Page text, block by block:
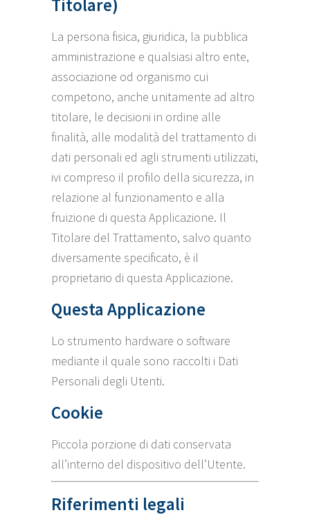
Titolare)
La persona fisica, giuridica, la pubblica
amministrazione e qualsiasi altro ente,
associazione od organismo cui
competono, anche unitamente ad altro
titolare, le decisioni in ordine alle
finalità, alle modalità del trattamento di
dati personali ed agli strumenti utilizzati,
ivi compreso il profilo della sicurezza, in
relazione al funzionamento e alla
fruizione di questa Applicazione. Il
Titolare del Trattamento, salvo quanto
diversamente specificato, è il
proprietario di questa Applicazione.
Questa Applicazione
Lo strumento hardware o software
mediante il quale sono raccolti i Dati
Personali degli Utenti.
Cookie
Piccola porzione di dati conservata
all’interno del dispositivo dell’Utente.
Riferimenti legali